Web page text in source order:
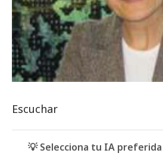
Escuchar
💡 Selecciona tu IA